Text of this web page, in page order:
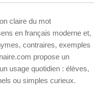
claire du mot
en français moderne et,
contraires, exemples
propose un
usage quotidien : élèves,
ou simples curieux.